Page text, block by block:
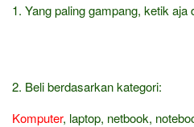
1. Yang paling gampang, ketik aja
2. Beli berdasarkan kategori:
Komputer, laptop, netbook,